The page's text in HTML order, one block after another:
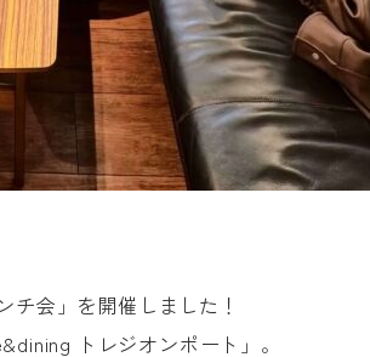
チ会」を開催しました！
トレジオンポート」。